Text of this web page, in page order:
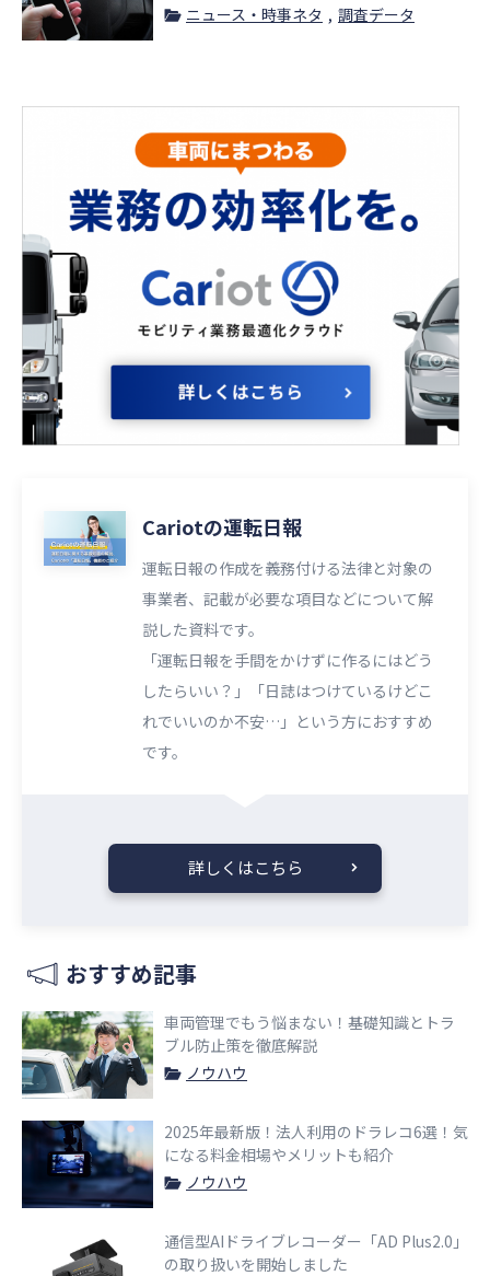
ニュース・時事ネタ
調査データ
Cariotの運転日報
運転日報の作成を義務付ける法律と対象の
事業者、記載が必要な項目などについて解
説した資料です。
「運転日報を手間をかけずに作るにはどう
したらいい？」「日誌はつけているけどこ
れでいいのか不安…」という方におすすめ
です。
詳しくはこちら
おすすめ記事
車両管理でもう悩まない！基礎知識とトラ
ブル防止策を徹底解説
ノウハウ
2025年最新版！法人利用のドラレコ6選！気
になる料金相場やメリットも紹介
ノウハウ
通信型AIドライブレコーダー「AD Plus2.0」
の取り扱いを開始しました